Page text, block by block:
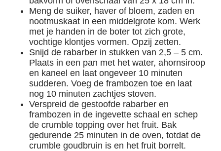
Meng de suiker, haver of bloem, zaden en
nootmuskaat in een middelgrote kom. Werk
met je handen in de boter tot zich grote,
vochtige klontjes vormen. Opzij zetten.
Snijd de rabarber in stukken van 2,5 – 5 cm.
Plaats in een pan met het water, ahornsiroop
en kaneel en laat ongeveer 10 minuten
sudderen. Voeg de frambozen toe en laat
nog 10 minuten zachtjes stoven.
Verspreid de gestoofde rabarber en
frambozen in de ingevette schaal en schep
de crumble topping over het fruit. Bak
gedurende 25 minuten in de oven, totdat de
crumble goudbruin is en het fruit borrelt.